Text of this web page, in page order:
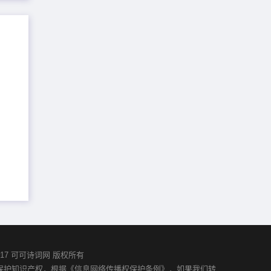
可可诗词网 版权所有
护知识产权，根据《信息网络传播权保护条例》，如果我们转